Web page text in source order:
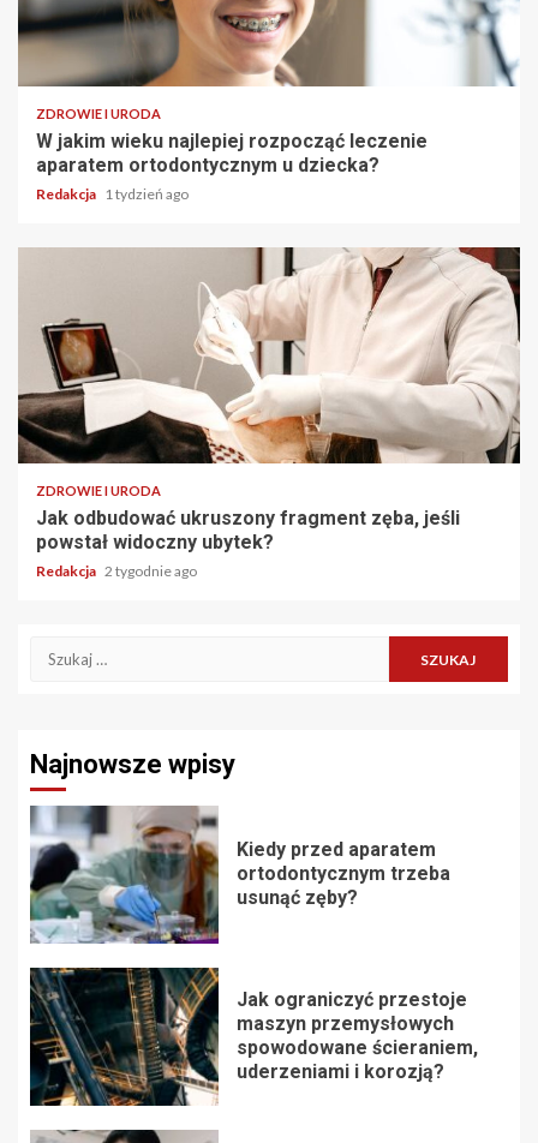
ZDROWIE I URODA
W jakim wieku najlepiej rozpocząć leczenie
aparatem ortodontycznym u dziecka?
Redakcja 1 tydzień ago
ZDROWIE I URODA
Jak odbudować ukruszony fragment zęba, jeśli
powstał widoczny ubytek?
Redakcja 2 tygodnie ago
Szukaj:
Najnowsze wpisy
Kiedy przed aparatem
ortodontycznym trzeba
usunąć zęby?
Jak ograniczyć przestoje
maszyn przemysłowych
spowodowane ścieraniem,
uderzeniami i korozją?